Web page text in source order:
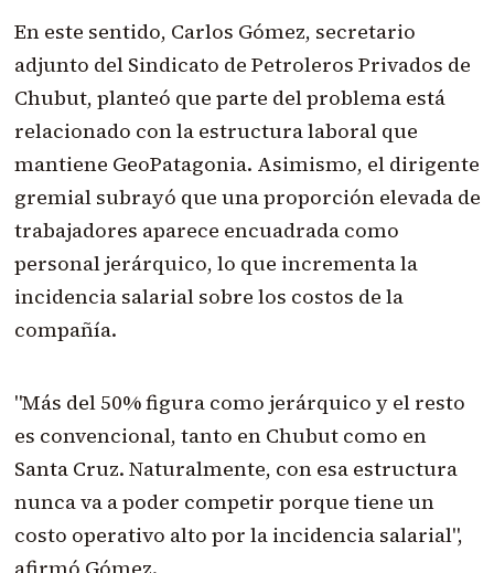
En este sentido, Carlos Gómez, secretario
adjunto del Sindicato de Petroleros Privados de
Chubut, planteó que parte del problema está
relacionado con la estructura laboral que
mantiene GeoPatagonia. Asimismo, el dirigente
gremial subrayó que una proporción elevada de
trabajadores aparece encuadrada como
personal jerárquico, lo que incrementa la
incidencia salarial sobre los costos de la
compañía.
"Más del 50% figura como jerárquico y el resto
es convencional, tanto en Chubut como en
Santa Cruz. Naturalmente, con esa estructura
nunca va a poder competir porque tiene un
costo operativo alto por la incidencia salarial",